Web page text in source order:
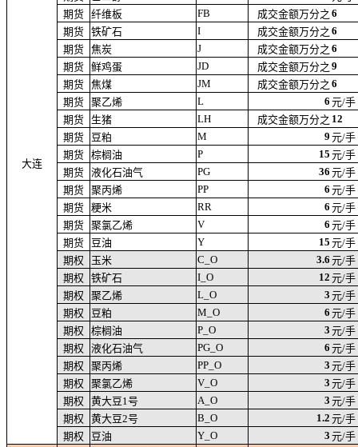
大连
期货 纤维板 FB 成交金额万分之 6
期货 铁矿石 I 成交金额万分之 6
期货 焦炭 J 成交金额万分之 6
期货 鲜鸡蛋 JD 成交金额万分之 9
期货 焦煤 JM 成交金额万分之 6
期货 聚乙烯 L 6 元/手
期货 生猪 LH 成交金额万分之 12
期货
豆粕 M 9 元/手
期货 棕榈油 P 15 元/手
期货 液化石油气 PG 36 元/手
期货 聚丙烯 PP 6 元/手
期货 粳米 RR 6 元/手
期货 聚氯乙烯 V 6 元/手
期货
豆油 Y 15 元/手
期权
玉米 C_O 3.6 元/手
期权
铁矿石 I_O 12 元/手
期权
聚乙烯 L_O 3 元/手
期权
豆粕 M_O 6 元/手
期权
棕榈油 P_O 3 元/手
期权
液化石油气 PG_O 6 元/手
期权
聚丙烯 PP_O 3 元/手
期权
聚氯乙烯 V_O 3 元/手
期权
黄大豆1号 A_O 3 元/手
期权
黄大豆2号 B_O 1.2 元/手
期权
豆油 Y_O 3 元/手